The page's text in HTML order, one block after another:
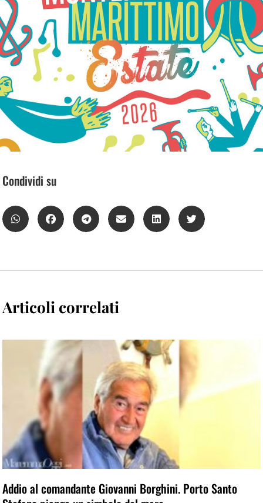
Condividi su
Articoli correlati
Addio al comandante Giovanni Borghini. Porto Santo